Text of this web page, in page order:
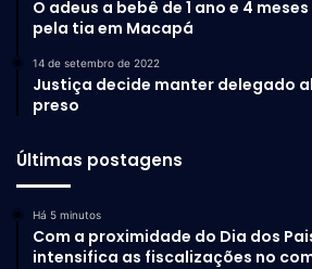
O adeus a bebê de 1 ano e 4
pela tia em Macapá
14 de setembro de 2022
Justiça decide manter delegado
preso
Últimas postagens
Há 5 minutos
Com a proximidade do Dia dos
intensifica as fiscalizações no